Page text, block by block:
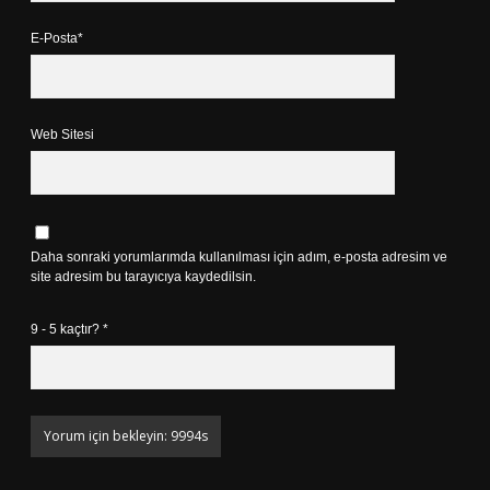
E-Posta*
Web Sitesi
Daha sonraki yorumlarımda kullanılması için adım, e-posta adresim ve
site adresim bu tarayıcıya kaydedilsin.
9 - 5 kaçtır? *